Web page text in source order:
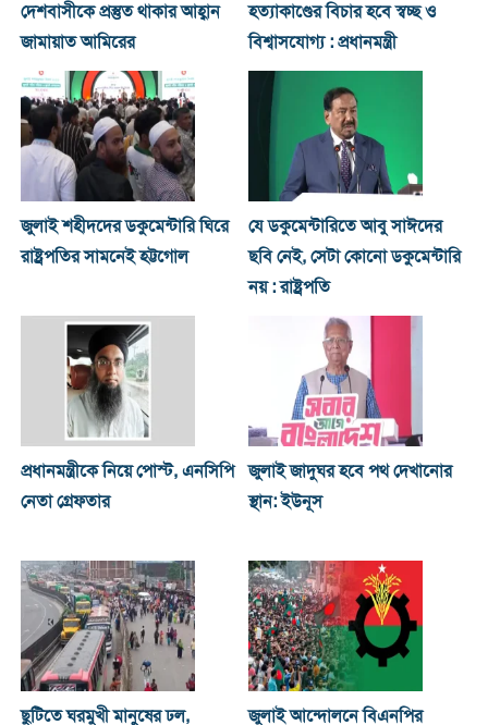
দেশবাসীকে প্রস্তুত থাকার আহ্বান
জামায়াত আমিরের
হত্যাকাণ্ডের বিচার হবে স্বচ্ছ ও
বিশ্বাসযোগ্য : প্রধানমন্ত্রী
জুলাই শহীদদের ডকুমেন্টারি ঘিরে
রাষ্ট্রপতির সামনেই হট্টগোল
যে ডকুমেন্টারিতে আবু সাঈদের
ছবি নেই, সেটা কোনো ডকুমেন্টারি
নয় : রাষ্ট্রপতি
প্রধানমন্ত্রীকে নিয়ে পোস্ট, এনসিপি
নেতা গ্রেফতার
জুলাই জাদুঘর হবে পথ দেখানোর
স্থান: ইউনূস
ছুটিতে ঘরমুখী মানুষের ঢল,
জুলাই আন্দোলনে বিএনপির